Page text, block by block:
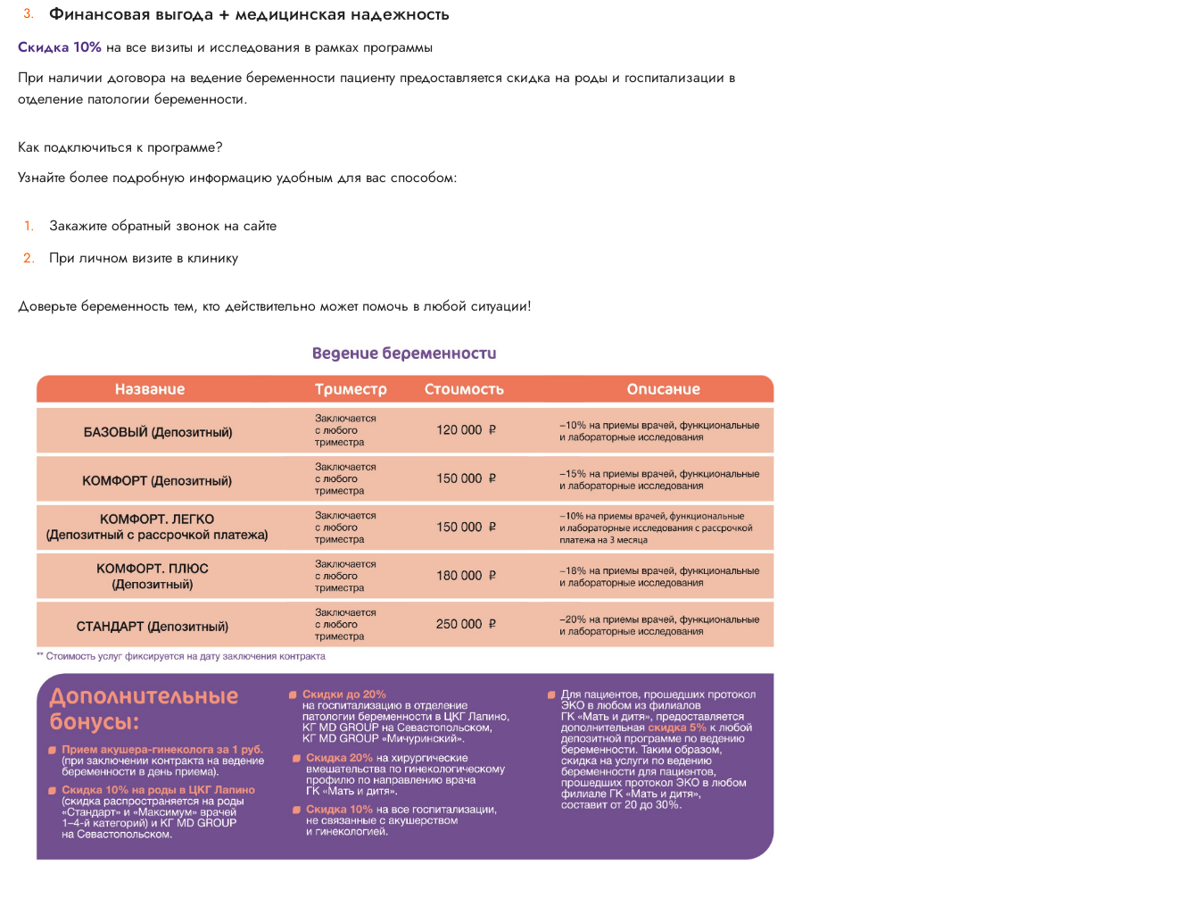
Финансовая выгода + медицинская надежность
Скидка 10% на все визиты и исследования в рамках программы
При наличии договора на ведение беременности пациенту предоставляется скидка на роды и госпитализации в
отделение патологии беременности.
Как подключиться к программе?
Узнайте более подробную информацию удобным для вас способом:
Закажите обратный звонок на сайте
При личном визите в клинику
Доверьте беременность тем, кто действительно может помочь в любой ситуации!